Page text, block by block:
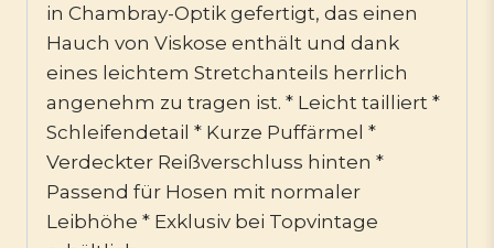
in Chambray-Optik gefertigt, das einen
Hauch von Viskose enthält und dank
eines leichtem Stretchanteils herrlich
angenehm zu tragen ist. * Leicht tailliert *
Schleifendetail * Kurze Puffärmel *
Verdeckter Reißverschluss hinten *
Passend für Hosen mit normaler
Leibhöhe * Exklusiv bei Topvintage